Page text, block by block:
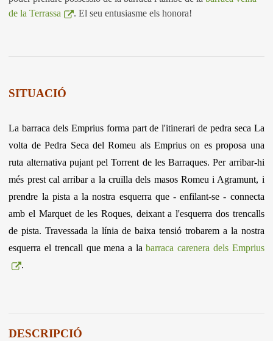
de la Terrassa
. El seu entusiasme els honora!
SITUACIÓ
La barraca dels Emprius forma part de l'itinerari de pedra seca La
volta de Pedra Seca del Romeu als Emprius on es proposa una
ruta alternativa pujant pel Torrent de les Barraques. Per arribar-hi
més prest cal arribar a la cruïlla dels masos Romeu i Agramunt, i
prendre la pista a la nostra esquerra que - enfilant-se - connecta
amb el Marquet de les Roques, deixant a l'esquerra dos trencalls
de pista. Travessada la línia de baixa tensió trobarem a la nostra
esquerra el trencall que mena a labarraca carenera dels Emprius
.
DESCRIPCIÓ